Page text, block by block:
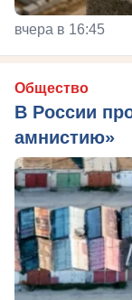
вчера в 16:45
Общество
В России
амнистию»